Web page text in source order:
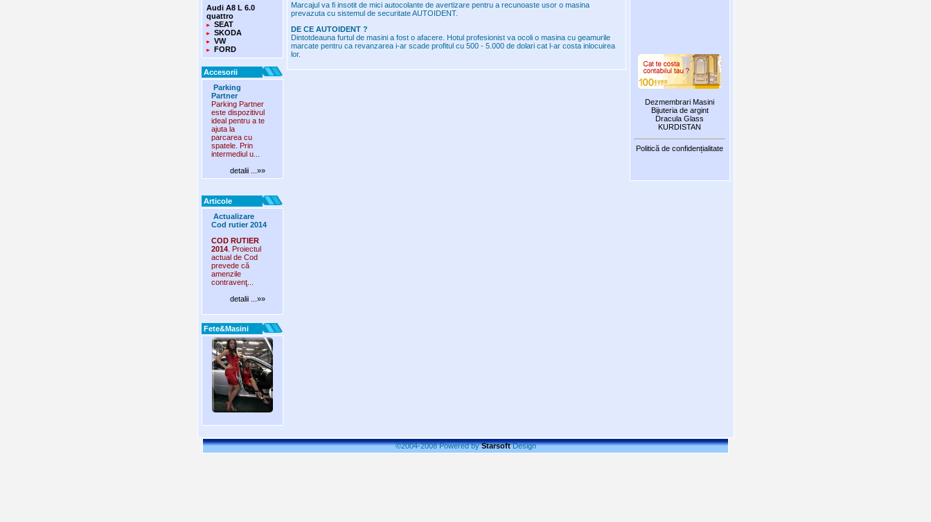
Audi A8 L 6.0
quattro
SEAT
SKODA
VW
FORD
Accesorii
Parking
Partner
Parking Partner
este dispozitivul
ideal pentru a te
ajuta la
parcarea cu
spatele. Prin
intermediul u...
detalii ...»»
Articole
Actualizare
Cod rutier 2014
COD RUTIER
2014. Proiectul
actual de Cod
prevede că
amenzile
contravenţ...
detalii ...»»
Fete&Masini
Marcajul va fi insotit de mici autocolante de avertizare pentru a recunoaste usor o masina
prevazuta cu sistemul de securitate AUTOIDENT.
DE CE AUTOIDENT ?
Dintotdeauna furtul de masini a fost o afacere. Hotul profesionist va ocoli o masina cu geamurile
marcate pentru ca revanzarea i-ar scade profitul cu 500 - 5.000 de dolari cat l-ar costa inlocuirea
lor.
Dezmembrari Masini
Bijuteria de argint
Dracula Glass
KURDISTAN
Politică de confidențialitate
©2004-2008 Powered byStarsoftDesign